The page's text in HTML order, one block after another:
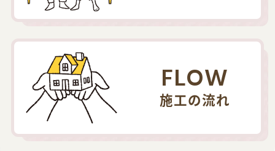
FLOW
施工の流れ